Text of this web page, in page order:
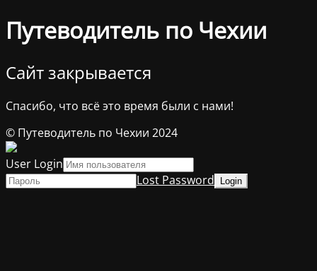
Путеводитель по Чехии
Сайт закрывается
Спасибо, что всё это время были с нами!
© Путеводитель по Чехии 2024
User Login
Lost Password